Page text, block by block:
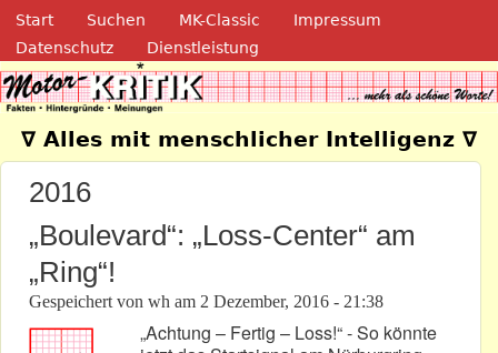
Direkt zum Inhalt
Navigation
Start Suchen MK-Classic
Impressum
Datenschutz
Dienstleistung
Motor-Kritik.de
∇ Alles mit menschlicher Intelligenz ∇
2016
„Boulevard“: „Loss-Center“ am
„Ring“!
Gespeichert von wh am 2 Dezember, 2016 - 21:38
„Achtung – Fertig – Loss!“ - So könnte